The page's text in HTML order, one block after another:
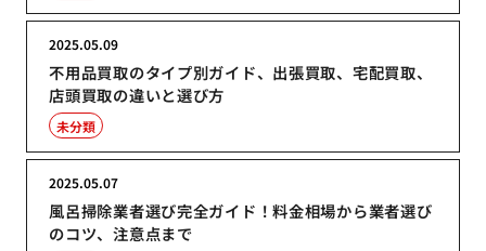
不用品買取のタイプ別ガイド、出張買取、宅配買取、
店頭買取の違いと選び方
2025.05.09
未分類
風呂掃除業者選び完全ガイド！料金相場から業者選び
のコツ、注意点まで
2025.05.07